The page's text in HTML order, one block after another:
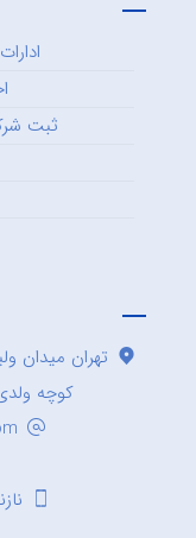
ثبت
تهران میدان
کوچه ولدی پلاک ۳۹